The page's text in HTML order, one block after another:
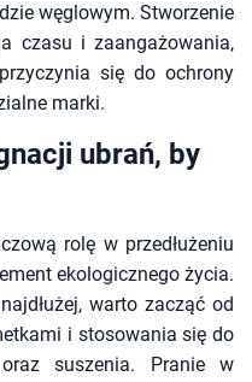
węglowym. Stworzenie
czasu i zaangażowania,
się do ochrony
marki.
ubrań, by
rolę w przedłużeniu
ekologicznego życia.
warto zacząć od
i stosowania się do
suszenia. Pranie w